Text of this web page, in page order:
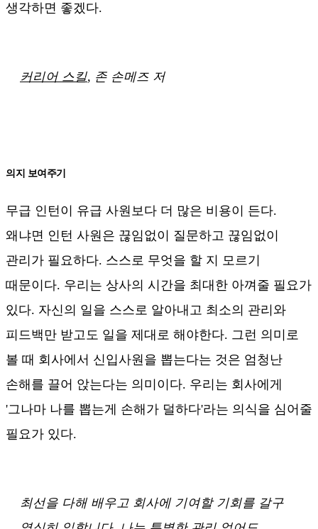
생각하면 좋겠다.
커리어 스킬, 존 손메즈 저
의지 보여주기
무급 인턴이 유급 사원보다 더 많은 비용이 든다.
왜냐면 인턴 사원은 끊임없이 질문하고 끊임없이
관리가 필요하다. 스스로 무엇을 할 지 모르기
때문이다. 우리는 상사의 시간을 최대한 아껴줄 필요가
있다. 자신의 일을 스스로 알아내고 최소의 관리와
피드백만 받고도 일을 제대로 해야한다. 그런 의미로
볼 때 회사에서 신입사원을 뽑는다는 것은 엄청난
손해를 끌어 앉는다는 의미이다. 우리는 회사에게
'그나마 나를 뽑는게 손해가 덜하다'라는 의식을 심어줄
필요가 있다.
최선을 다해 배우고 회사에 기여할 기회를 갈구